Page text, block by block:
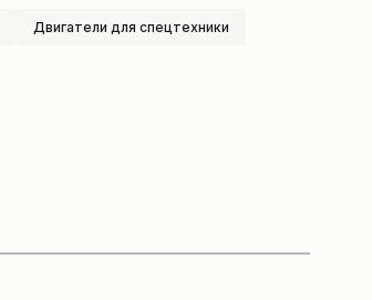
Двигатели для спецтехники